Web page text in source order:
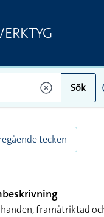
Sök
tecken
framåtriktad